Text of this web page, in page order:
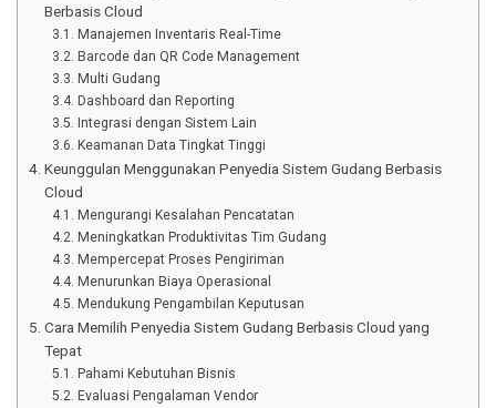
Berbasis Cloud
Manajemen Inventaris Real-Time
Barcode dan QR Code Management
Multi Gudang
Dashboard dan Reporting
Integrasi dengan Sistem Lain
Keamanan Data Tingkat Tinggi
Keunggulan Menggunakan Penyedia Sistem Gudang Berbasis
Cloud
Mengurangi Kesalahan Pencatatan
Meningkatkan Produktivitas Tim Gudang
Mempercepat Proses Pengiriman
Menurunkan Biaya Operasional
Mendukung Pengambilan Keputusan
Cara Memilih Penyedia Sistem Gudang Berbasis Cloud yang
Tepat
Pahami Kebutuhan Bisnis
Evaluasi Pengalaman Vendor